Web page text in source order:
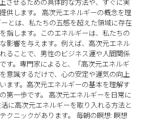
供します。 高次元エネルギーの概念を理
とは、私たちの五感を超えた領域に存在
指します。このエネルギーは、私たちの
影響を与えます。例えば、高次元エネル
ることで、男性のビジネス運や人間関係
す。専門家によると、「高次元エネルギ
意識するだけで、心の安定や運気の向上
ます。高次元エネルギーの基本を理解す
第一歩です。 高次元エネルギーを日常に
に高次元エネルギーを取り入れる方法と
クニックがあります。 毎朝の瞑想: 瞑想